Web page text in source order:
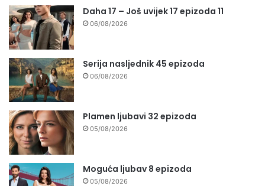
Daha 17 – Još uvijek 17 epizoda 11
06/08/2026
Serija nasljednik 45 epizoda
06/08/2026
Plamen ljubavi 32 epizoda
05/08/2026
Moguća ljubav 8 epizoda
05/08/2026